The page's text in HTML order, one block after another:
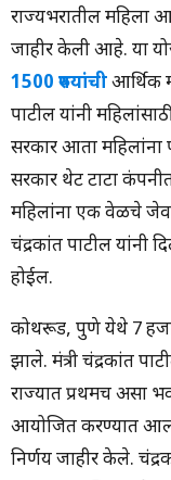
राज्यभरातील महिला
जाहीर केली आहे. या
1500 रुपयांचीआर्थिक
पाटील यांनी
सरकार आता महिलांना
सरकार थेट टाटा
महिलांना एक वेळचे
चंद्रकांत पाटील यांनी
होईल.
कोथरूड, पुणे येथे 7
झाले. मंत्री चंद्रकांत
राज्यात प्रथमच असा
आयोजित करण्यात आला
निर्णय जाहीर केले.